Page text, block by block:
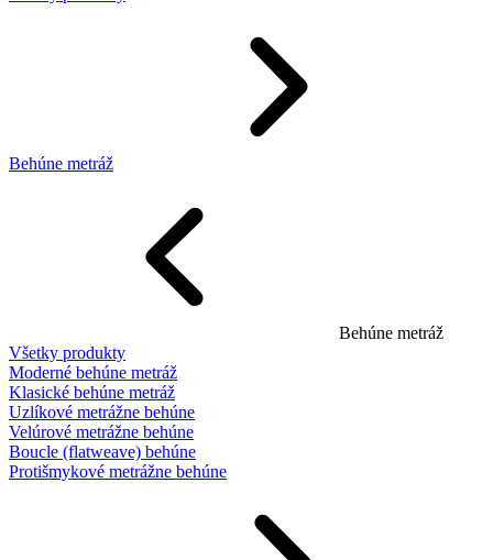
Behúne metráž
Behúne metráž
Všetky produkty
Moderné behúne metráž
Klasické behúne metráž
Uzlíkové metrážne behúne
Velúrové metrážne behúne
Boucle (flatweave) behúne
Protišmykové metrážne behúne